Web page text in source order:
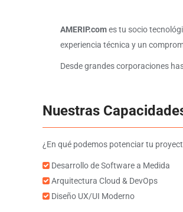
AMERIP.comes tu socio
experiencia técnica y un
Desde grandes corporaciones
Nuestras
¿En qué podemos potenciar tu
Desarrollo de Software a Medida
Arquitectura Cloud & DevOps
Diseño UX/UI Moderno